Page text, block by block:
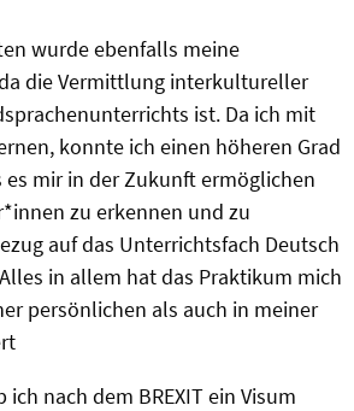
wurde ebenfalls meine
die Vermittlung interkultureller
ist. Da ich mit
konnte ich einen höheren Grad
mir in der Zukunft ermöglichen
zu erkennen und zu
auf das Unterrichtsfach Deutsch
in allem hat das Praktikum mich
persönlichen als auch in meiner
nach dem BREXIT ein Visum